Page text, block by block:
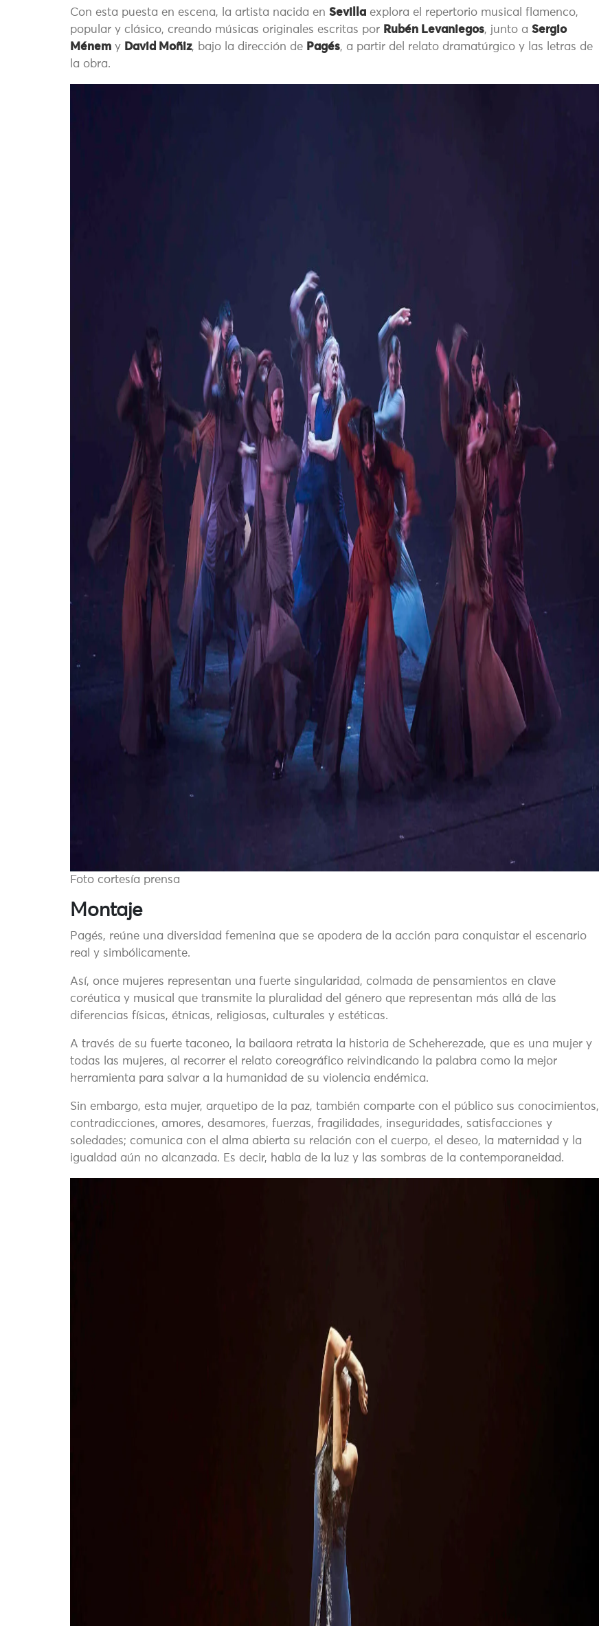
Con esta puesta en escena, la artista nacida en Sevilla explora el repertorio musical flamenco,
popular y clásico, creando músicas originales escritas por Rubén Levaniegos, junto a Sergio
Ménem y David Moñiz, bajo la dirección de Pagés, a partir del relato dramatúrgico y las letras de
la obra.
Foto cortesía prensa
Montaje
Pagés, reúne una diversidad femenina que se apodera de la acción para conquistar el escenario
real y simbólicamente.
Así, once mujeres representan una fuerte singularidad, colmada de pensamientos en clave
coréutica y musical que transmite la pluralidad del género que representan más allá de las
diferencias físicas, étnicas, religiosas, culturales y estéticas.
A través de su fuerte taconeo, la bailaora retrata la historia de Scheherezade, que es una mujer y
todas las mujeres, al recorrer el relato coreográfico reivindicando la palabra como la mejor
herramienta para salvar a la humanidad de su violencia endémica.
Sin embargo, esta mujer, arquetipo de la paz, también comparte con el público sus conocimientos,
contradicciones, amores, desamores, fuerzas, fragilidades, inseguridades, satisfacciones y
soledades; comunica con el alma abierta su relación con el cuerpo, el deseo, la maternidad y la
igualdad aún no alcanzada. Es decir, habla de la luz y las sombras de la contemporaneidad.